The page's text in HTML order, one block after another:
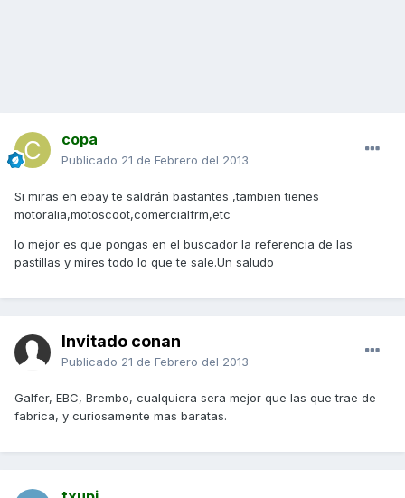
copa
Publicado 21 de Febrero del 2013
Si miras en ebay te saldrán bastantes ,tambien tienes
motoralia,motoscoot,comercialfrm,etc
lo mejor es que pongas en el buscador la referencia de las
pastillas y mires todo lo que te sale.Un saludo
Invitado conan
Publicado 21 de Febrero del 2013
Galfer, EBC, Brembo, cualquiera sera mejor que las que trae de
fabrica, y curiosamente mas baratas.